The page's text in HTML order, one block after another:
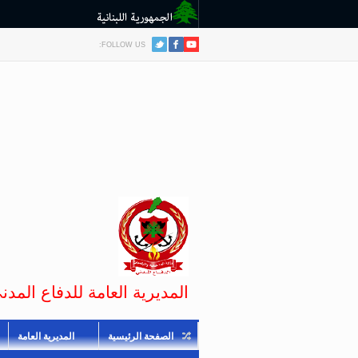
FOLLOW US:
المديرية العامة للدفاع
الصفحة الرئيسية المديرية العامة